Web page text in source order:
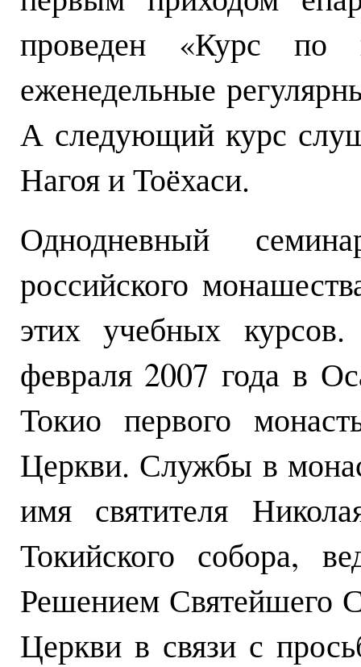
проведен «Курс по
еженедельные
А следующий курс
Нагоя и Тоёхаси.
Однодневный
российского
этих учебных
февраля 2007 года в
Токио первого
Церкви. Службы в
имя святителя
Токийского собора,
Решением Святейшего
Церкви в связи с